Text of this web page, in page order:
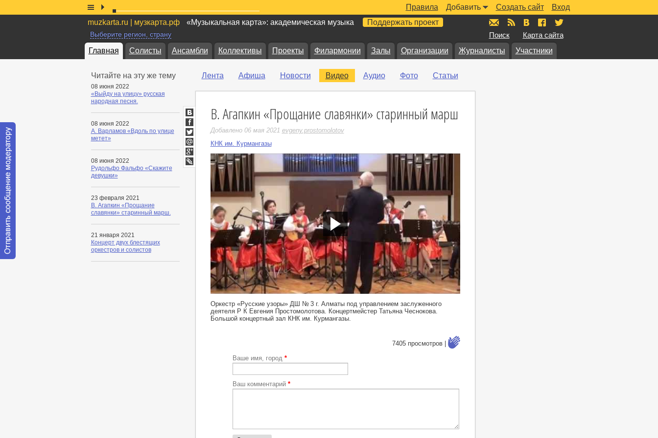
Вход
Создать сайт
Добавить
Правила
muzkarta.ru | музкарта.рф
«Музыкальная карта»: академическая музыка Поддержать проект
Выберите регион, страну Поиск Карта сайта
Главная Солисты Ансамбли Коллективы Проекты Филармонии Залы Организации Журналисты Участники
Читайте на эту же тему
08 июня 2022
«Выйду на улицу» русская
народная песня.
08 июня 2022
А. Варламов «Вдоль по улице
метет»
08 июня 2022
Рудольфо Фальфо «Скажите
девушки»
23 февраля 2021
В. Агапкин «Прощание
славянки» старинный марш.
21 января 2021
Концерт двух блестящих
оркестров и солистов
Лента Афиша Новости Видео Аудио Фото Статьи
В. Агапкин «Прощание славянки» старинный марш
Добавлено 06 мая 2021 evgeny.prostomolotov
КНК им. Курмангазы
Оркестр «Русские узоры» ДШ № 3 г. Алматы под управлением заслуженного
деятеля Р К Евгения Простомолотова. Концертмейстер Татьяна Чеснокова.
Большой концертный зал КНК им. Курмангазы.
ВКонтакте
Facebook
Twitter
Мой
Мир
Google+
LiveJournal
7405 просмотров |
Ваше имя, город *
Ваш комментарий *